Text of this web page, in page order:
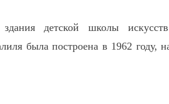
детской школы
была построена в 1962 году,